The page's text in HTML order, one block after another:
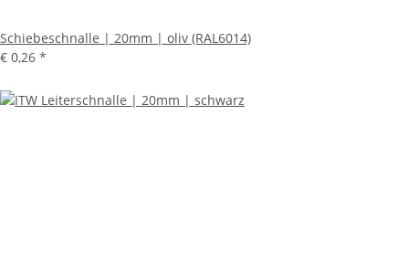
Schiebeschnalle | 20mm | oliv (RAL6014)
€ 0,26 *